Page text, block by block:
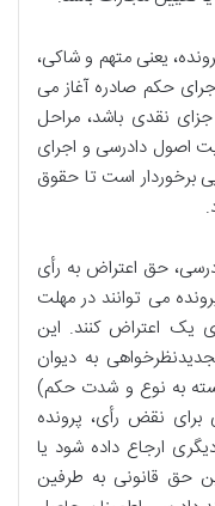
یعنی متهم و شاکی،
حکم صادره آغاز می
نقدی باشد، مراحل
اصول دادرسی و اجرای
برخوردار است تا حقوق
حق اعتراض به رأی
می توانند در مهلت
یک اعتراض کنند. این
به دیوان
به نوع و شدت حکم)
نقض رأی، پرونده
ارجاع داده شود یا
حق قانونی به طرفین